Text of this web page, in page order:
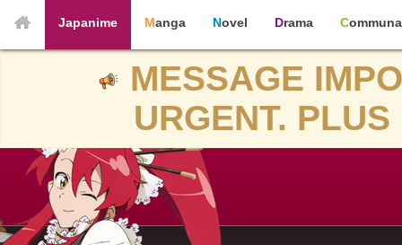
Japanime Manga Novel Drama
MESSAGE
URGENT.